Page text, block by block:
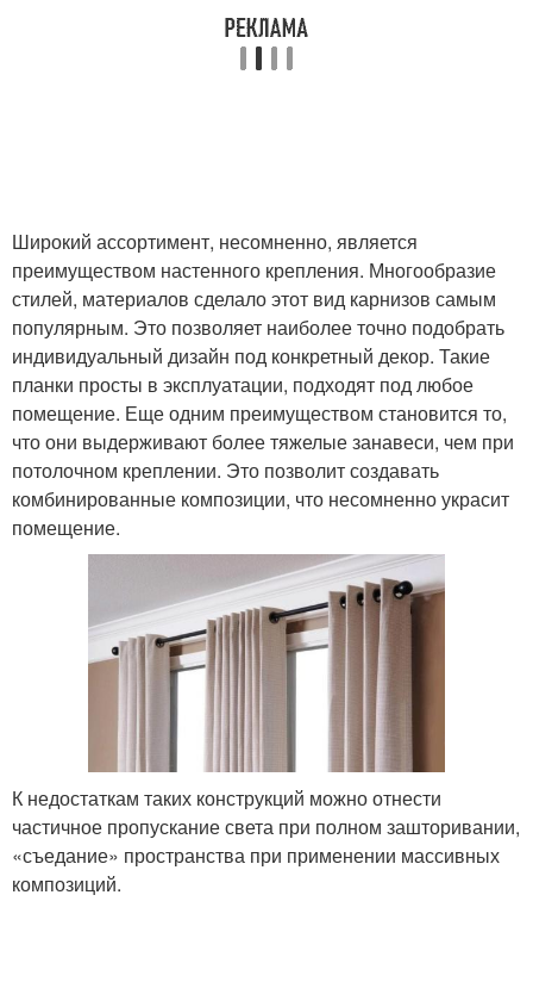
Широкий ассортимент, несомненно, является
преимуществом настенного крепления. Многообразие
стилей, материалов сделало этот вид карнизов самым
популярным. Это позволяет наиболее точно подобрать
индивидуальный дизайн под конкретный декор. Такие
планки просты в эксплуатации, подходят под любое
помещение. Еще одним преимуществом становится то,
что они выдерживают более тяжелые занавеси, чем при
потолочном креплении. Это позволит создавать
комбинированные композиции, что несомненно украсит
помещение.
К недостаткам таких конструкций можно отнести
частичное пропускание света при полном зашторивании,
«съедание» пространства при применении массивных
композиций.